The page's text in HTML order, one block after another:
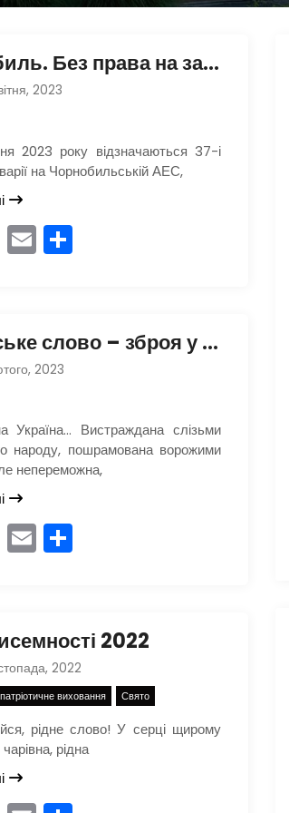
Чорнобиль. Без права на забуття…
2023
2023 року відзначаються 37-і
на Чорнобильській АЕС,
T
w
E
m
и
с
я
Українське слово – зброя у наших руках
2023
Україна… Вистраждана слізьми
народу, пошрамована ворожими
непереможна,
T
w
E
m
и
т
и
с
я
2022
2022
виховання Свято
рідне слово! У серці щирому
рідна